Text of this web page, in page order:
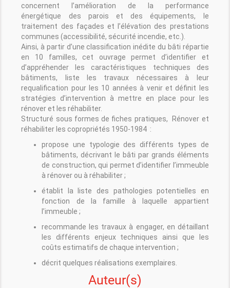
concernent l’amélioration de la performance
énergétique des parois et des équipements, le
traitement des façades et l’élévation des prestations
communes (accessibilité, sécurité incendie, etc.).
Ainsi, à partir d’une classification inédite du bâti répartie
en 10 familles, cet ouvrage permet d’identifier et
d’appréhender les caractéristiques techniques des
bâtiments, liste les travaux nécessaires à leur
requalification pour les 10 années à venir et définit les
stratégies d’intervention à mettre en place pour les
rénover et les réhabiliter.
Structuré sous formes de fiches pratiques,
Rénover et
réhabiliter les copropriétés 1950-1984 :
propose une typologie des différents types de
bâtiments, décrivant le bâti par grands éléments
de construction, qui permet d’identifier l’immeuble
à rénover ou à réhabiliter ;
établit la liste des pathologies potentielles en
fonction de la famille à laquelle appartient
l’immeuble ;
recommande les travaux à engager, en détaillant
les différents enjeux techniques ainsi que les
coûts estimatifs de chaque intervention ;
décrit quelques réalisations exemplaires.
Auteur(s)